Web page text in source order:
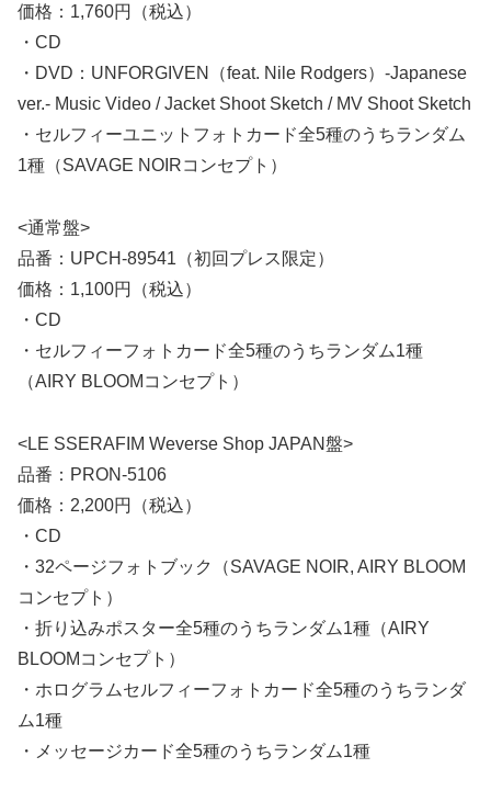
価格：1,760円（税込）
・CD
・DVD：UNFORGIVEN（feat. Nile Rodgers）-Japanese
ver.- Music Video / Jacket Shoot Sketch / MV Shoot Sketch
・セルフィーユニットフォトカード全5種のうちランダム
1種（SAVAGE NOIRコンセプト）
<通常盤>
品番：UPCH-89541（初回プレス限定）
価格：1,100円（税込）
・CD
・セルフィーフォトカード全5種のうちランダム1種
（AIRY BLOOMコンセプト）
<LE SSERAFIM Weverse Shop JAPAN盤>
品番：PRON-5106
価格：2,200円（税込）
・CD
・32ページフォトブック（SAVAGE NOIR, AIRY BLOOM
コンセプト）
・折り込みポスター全5種のうちランダム1種（AIRY
BLOOMコンセプト）
・ホログラムセルフィーフォトカード全5種のうちランダ
ム1種
・メッセージカード全5種のうちランダム1種